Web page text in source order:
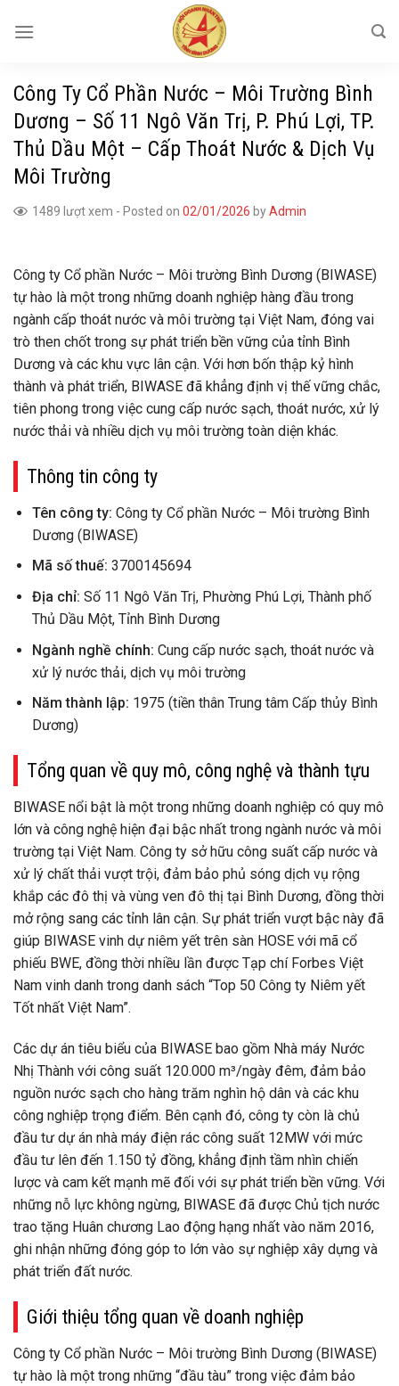
Công Ty Cổ Phần Nước – Môi Trường Bình
Dương – Số 11 Ngô Văn Trị, P. Phú Lợi, TP.
Thủ Dầu Một – Cấp Thoát Nước & Dịch Vụ
Môi Trường
1489 lượt xem - Posted on 02/01/2026 byAdmin
Công ty Cổ phần Nước – Môi trường Bình Dương (BIWASE)
tự hào là một trong những doanh nghiệp hàng đầu trong
ngành cấp thoát nước và môi trường tại Việt Nam, đóng vai
trò then chốt trong sự phát triển bền vững của tỉnh Bình
Dương và các khu vực lân cận. Với hơn bốn thập kỷ hình
thành và phát triển, BIWASE đã khẳng định vị thế vững chắc,
tiên phong trong việc cung cấp nước sạch, thoát nước, xử lý
nước thải và nhiều dịch vụ môi trường toàn diện khác.
Thông tin công ty
Tên công ty: Công ty Cổ phần Nước – Môi trường Bình
Dương (BIWASE)
Mã số thuế: 3700145694
Địa chỉ: Số 11 Ngô Văn Trị, Phường Phú Lợi, Thành phố
Thủ Dầu Một, Tỉnh Bình Dương
Ngành nghề chính: Cung cấp nước sạch, thoát nước và
xử lý nước thải, dịch vụ môi trường
Năm thành lập: 1975 (tiền thân Trung tâm Cấp thủy Bình
Dương)
Tổng quan về quy mô, công nghệ và thành tựu
BIWASE nổi bật là một trong những doanh nghiệp có quy mô
lớn và công nghệ hiện đại bậc nhất trong ngành nước và môi
trường tại Việt Nam. Công ty sở hữu công suất cấp nước và
xử lý chất thải vượt trội, đảm bảo phủ sóng dịch vụ rộng
khắp các đô thị và vùng ven đô thị tại Bình Dương, đồng thời
mở rộng sang các tỉnh lân cận. Sự phát triển vượt bậc này đã
giúp BIWASE vinh dự niêm yết trên sàn HOSE với mã cổ
phiếu BWE, đồng thời nhiều lần được Tạp chí Forbes Việt
Nam vinh danh trong danh sách “Top 50 Công ty Niêm yết
Tốt nhất Việt Nam”.
Các dự án tiêu biểu của BIWASE bao gồm Nhà máy Nước
Nhị Thành với công suất 120.000 m³/ngày đêm, đảm bảo
nguồn nước sạch cho hàng trăm nghìn hộ dân và các khu
công nghiệp trọng điểm. Bên cạnh đó, công ty còn là chủ
đầu tư dự án nhà máy điện rác công suất 12MW với mức
đầu tư lên đến 1.150 tỷ đồng, khẳng định tầm nhìn chiến
lược và cam kết mạnh mẽ đối với sự phát triển bền vững. Với
những nỗ lực không ngừng, BIWASE đã được Chủ tịch nước
trao tặng Huân chương Lao động hạng nhất vào năm 2016,
ghi nhận những đóng góp to lớn vào sự nghiệp xây dựng và
phát triển đất nước.
Giới thiệu tổng quan về doanh nghiệp
Công ty Cổ phần Nước – Môi trường Bình Dương (BIWASE)
tự hào là một trong những “đầu tàu” trong việc đảm bảo